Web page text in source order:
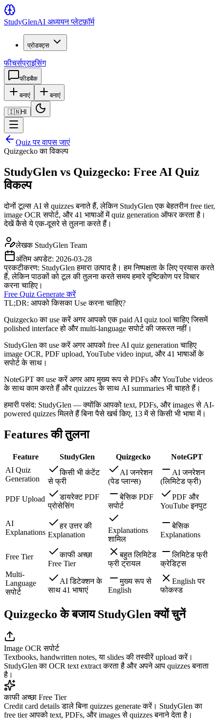
StudyGlenAI अध्ययन प्लेटफ़ॉर्म
प्रोडक्ट्स
फीचर्सप्राइसिंग
फीडबैक
बनाएं बनाएं
🇮🇳HI
Quiz पर वापस जाएं
Quizgecko का विकल्प
StudyGlen vs Quizgecko: Free AI Quiz
विकल्प
दोनों टूल्स AI से quizzes बनाते हैं, लेकिन StudyGlen एक बेहतरीन free tier,
image OCR सपोर्ट, और 41 भाषाओं में quiz generation ऑफर करता है।
देखें कैसे ये एक-दूसरे से तुलना करते हैं।
लेखक StudyGlen Team
अंतिम अपडेट: 2026-03-28
प्रकटीकरण: StudyGlen हमारा उत्पाद है। हम निष्पक्षता के लिए प्रयास करते
हैं, लेकिन पाठकों को टूल की तुलना करते समय हमारे दृष्टिकोण पर विचार
करना चाहिए।
Free Quiz Generate करें
TL;DR: आपको किसका Use करना चाहिए?
Quizgecko का use करें अगर आपको एक paid AI quiz tool चाहिए जिसमें
polished interface हो और multi-language सपोर्ट की जरूरत नहीं।
StudyGlen का use करें अगर आपको free AI quiz generation चाहिए
image OCR, PDF upload, YouTube video input, और 41 भाषाओं के
सपोर्ट के साथ।
NoteGPT का use करें अगर आप मुख्य रूप से PDFs और YouTube videos
के साथ काम करते हैं और quizzes के साथ AI summaries भी चाहते हैं।
हमारी पसंद: StudyGlen — क्योंकि आपको text, PDFs, और images से AI-
powered quizzes मिलते हैं बिना पैसे खर्च किए, 13 में से किसी भी भाषा में।
Features की तुलना
Feature StudyGlen Quizgecko
NoteGPT
AI Quiz
Generation
किसी भी कंटेंट
से फ्री
AI जनरेशन
(पेड प्लान्स)
AI जनरेशन
(लिमिटेड फ्री)
PDF Upload
डायरेक्ट PDF
प्रोसेसिंग
बेसिक PDF
सपोर्ट
PDF और
YouTube इनपुट
AI
Explanations
हर उत्तर की
Explanation
Explanations
शामिल
बेसिक
Explanations
Free Tier
काफी अच्छा
Free Tier
बहुत लिमिटेड
फ्री ट्रायल
लिमिटेड फ्री
क्रेडिट्स
Multi-
Language
सपोर्ट
AI डिटेक्शन के
साथ 41 भाषाएं
मुख्य रूप से
English
English पर
फोकस्ड
Quizgecko के बजाय StudyGlen क्यों चुनें
Image OCR सपोर्ट
Textbooks, handwritten notes, या slides की तस्वीरें upload करें।
StudyGlen का OCR text extract करता है और अपने आप quizzes बनाता
है।
काफी अच्छा Free Tier
Credit card details डाले बिना quizzes generate करें। StudyGlen का
free tier आपको text, PDFs, और images से quizzes बनाने देता है।